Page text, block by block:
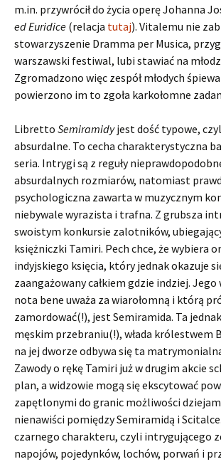
m.in. przywrócił do życia operę Johanna
ed Euridice (relacja tutaj). Vitalemu nie
stowarzyszenie Dramma per Musica,
warszawski festiwal, lubi stawiać na
Zgromadzono więc zespół młodych
powierzono im to zgoła karkołomne
Libretto Semiramidyjest dość typowe,
absurdalne. To cecha charakterystyczna
seria. Intrygi są z reguły
absurdalnych rozmiarów, natomiast
psychologiczna zawarta w muzycznym
niebywale wyrazista i trafna. Z grubsza
swoistym konkursie zalotników,
księżniczki Tamiri. Pech chce, że wybiera
indyjskiego księcia, który jednak okazuje
zaangażowany całkiem gdzie indziej.
nota bene uważa za wiarołomną i którą
zamordować(!), jest Semiramida. Ta
męskim przebraniu(!), włada królestwem
na jej dworze odbywa się ta
Zawody o rękę Tamiri już w drugim akcie
plan, a widzowie mogą się ekscytować
zapętlonymi do granic możliwości
nienawiści pomiędzy Semiramidą i
czarnego charakteru, czyli intrygującego
napojów, pojedynków, lochów, porwań i